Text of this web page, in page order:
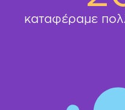
καταφέραμε